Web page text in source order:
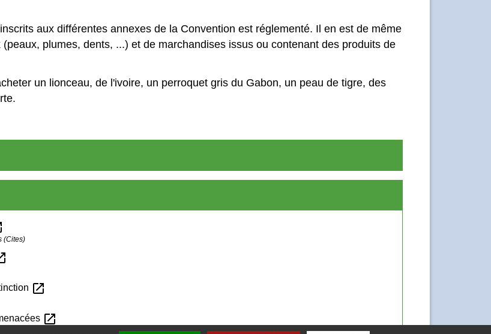
aux différentes annexes de la Convention est réglementé. Il en est de même
plumes, dents, ...) et de marchandises issus ou contenant des produits de
un lionceau, de l'ivoire, un perroquet gris du Gabon, un peau de tigre, des
(Cites)
open_in_new
open_in_new